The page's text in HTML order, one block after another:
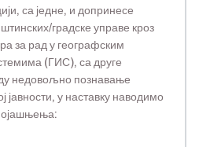
са једне, и допринесе
градске управе кроз
за рад у географским
(ГИС), са друге
недовољно познавање
јавности, у наставку наводимо